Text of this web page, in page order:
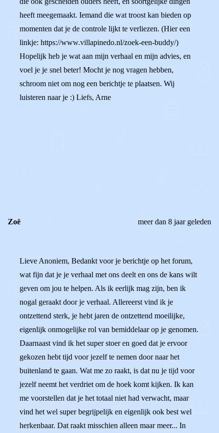
heeft meegemaakt. Iemand die wat troost kan bieden op
momenten dat je de controle lijkt te verliezen. (Hier een
linkje: https://www.villapinedo.nl/zoek-een-buddy/)
Hopelijk heb je wat aan mijn verhaal en mijn advies, en
voel je je snel beter! Mocht je nog vragen hebben,
schroom niet om nog een berichtje te plaatsen. Wij
luisteren naar je :) Liefs, Arne
Zoë meer dan 8 jaar geleden
Lieve Anoniem, Bedankt voor je berichtje op het forum,
wat fijn dat je je verhaal met ons deelt en ons de kans wilt
geven om jou te helpen. Als ik eerlijk mag zijn, ben ik
nogal geraakt door je verhaal. Allereerst vind ik je
ontzettend sterk, je hebt jaren de ontzettend moeilijke,
eigenlijk onmogelijke rol van bemiddelaar op je genomen.
Daarnaast vind ik het super stoer en goed dat je ervoor
gekozen hebt tijd voor jezelf te nemen door naar het
buitenland te gaan. Wat me zo raakt, is dat nu je tijd voor
jezelf neemt het verdriet om de hoek komt kijken. Ik kan
me voorstellen dat je het totaal niet had verwacht, maar
vind het wel super begrijpelijk en eigenlijk ook best wel
herkenbaar. Dat raakt misschien alleen maar meer... In